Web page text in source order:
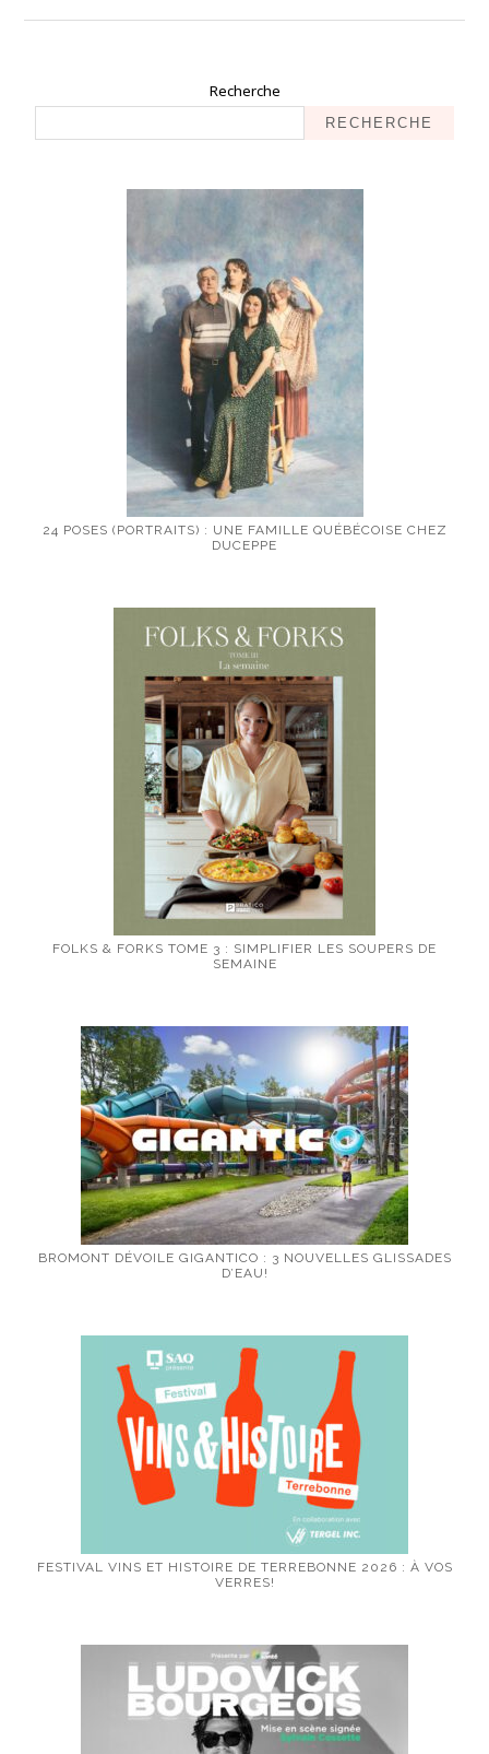
Recherche
RECHERCHE
24 POSES (PORTRAITS) : UNE FAMILLE QUÉBÉCOISE CHEZ
DUCEPPE
FOLKS & FORKS TOME 3 : SIMPLIFIER LES SOUPERS DE
SEMAINE
BROMONT DÉVOILE GIGANTICO : 3 NOUVELLES GLISSADES
D’EAU!
FESTIVAL VINS ET HISTOIRE DE TERREBONNE 2026 : À VOS
VERRES!